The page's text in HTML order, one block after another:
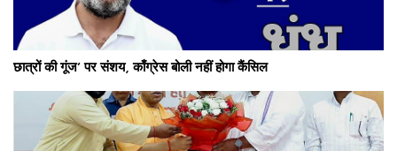
छात्रों की गूंज’ पर संशय, काँग्रेस बोली नहीं होगा कैंसिल